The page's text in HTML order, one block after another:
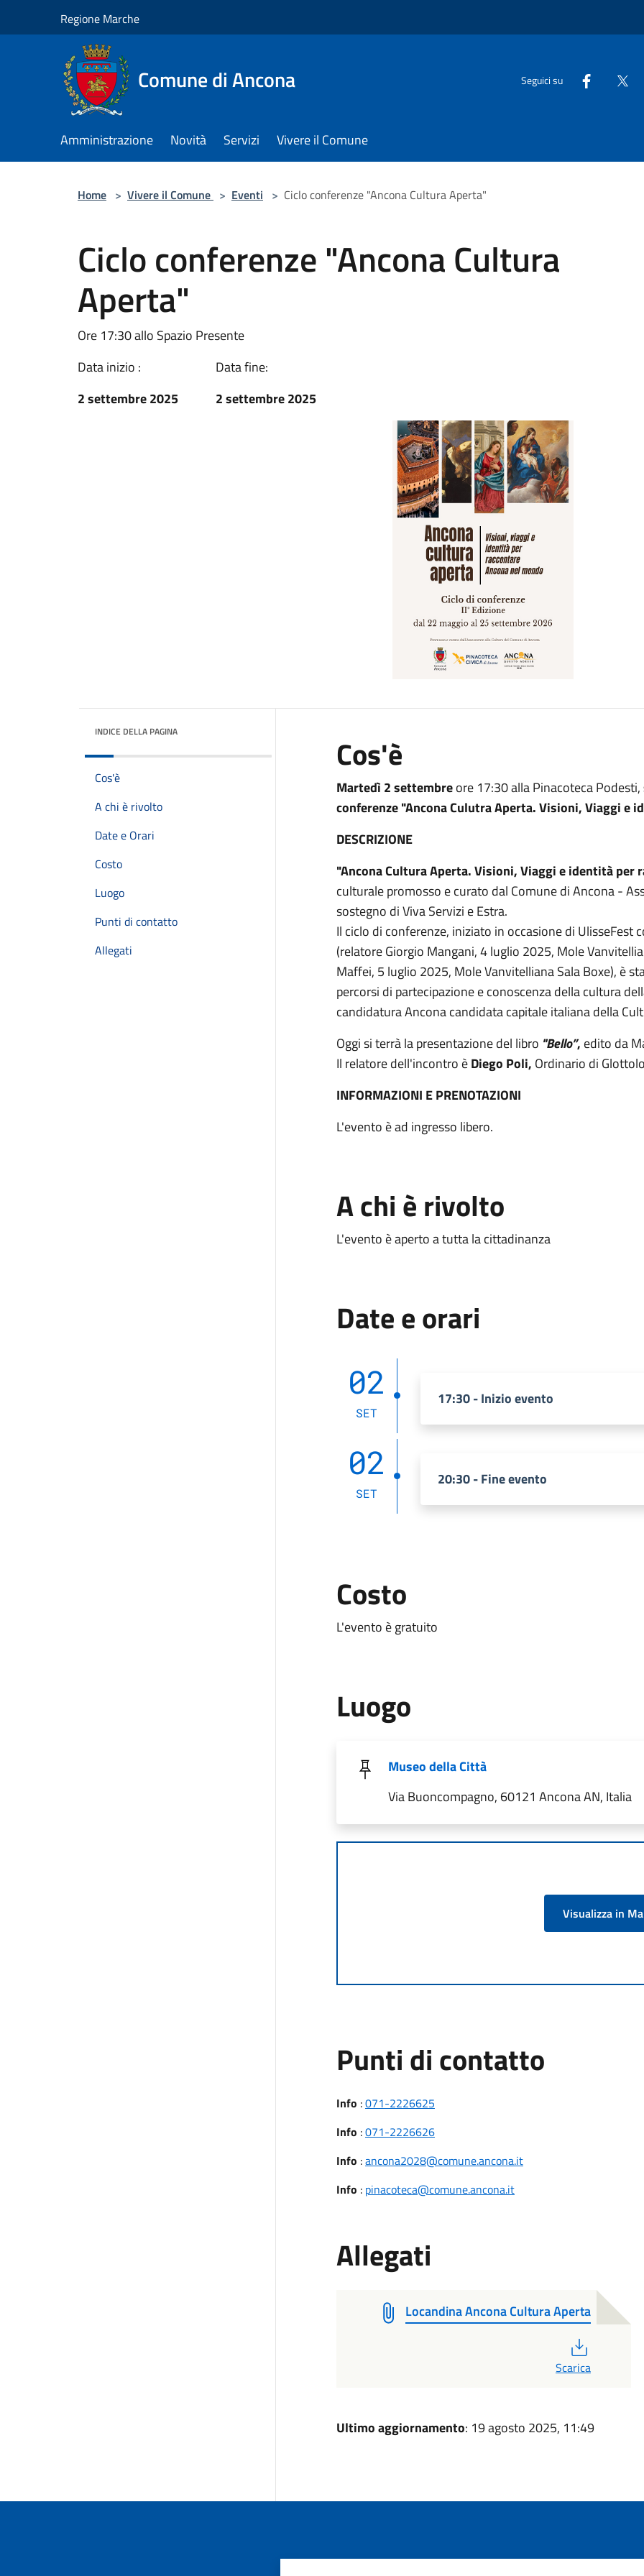
Regione Marche
Comune di Ancona Seguici su
Amministrazione Novità Servizi Vivere il Comune
Home > Vivere il Comune > Eventi > Ciclo conferenze "Ancona Cultura Aperta"
Ciclo conferenze "Ancona Cultura
Aperta"
Ore 17:30 allo Spazio Presente
Data inizio :
2 settembre 2025
Data fine:
2 settembre 2025
INDICE DELLA PAGINA
Cos'è
A chi è rivolto
Date e Orari
Costo
Luogo
Punti di contatto
Allegati
Cos'è
Martedì 2 settembreore 17:30 alla Pinacoteca Podesti,
conferenze "Ancona Culutra Aperta. Visioni, Viaggi e
DESCRIZIONE
"Ancona Cultura Aperta. Visioni, Viaggi e identità per
culturale promosso e curato dal Comune di Ancona -
sostegno di Viva Servizi e Estra.
Il ciclo di conferenze, iniziato in occasione di UlisseFest
(relatore Giorgio Mangani, 4 luglio 2025, Mole
Maffei, 5 luglio 2025, Mole Vanvitelliana Sala Boxe), è
percorsi di partecipazione e conoscenza della cultura
candidatura Ancona candidata capitale italiana della
Oggi si terrà la presentazione del libro "Bello”, edito da
Il relatore dell'incontro èDiego Poli, Ordinario di
INFORMAZIONI E PRENOTAZIONI
L'evento è ad ingresso libero.
A chi è rivolto
L'evento è aperto a tutta la cittadinanza
Date e orari
02
SET
17:30 - Inizio evento
02
SET
20:30 - Fine evento
Costo
L'evento è gratuito
Luogo
Museo della Città
Via Buoncompagno, 60121 Ancona AN, Italia
Visualizza in
Punti di contatto
Info :071-2226625
Info :071-2226626
Info :ancona2028@comune.ancona.it
Info : pinacoteca@comune.ancona.it
Allegati
Locandina Ancona Cultura Aperta
Scarica
Ultimo aggiornamento: 19 agosto 2025, 11:49